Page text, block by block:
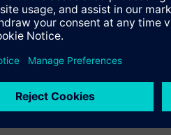
Elektromotorické pohony 100 N pro
Termostatická hlavice s odděleným
RTN51